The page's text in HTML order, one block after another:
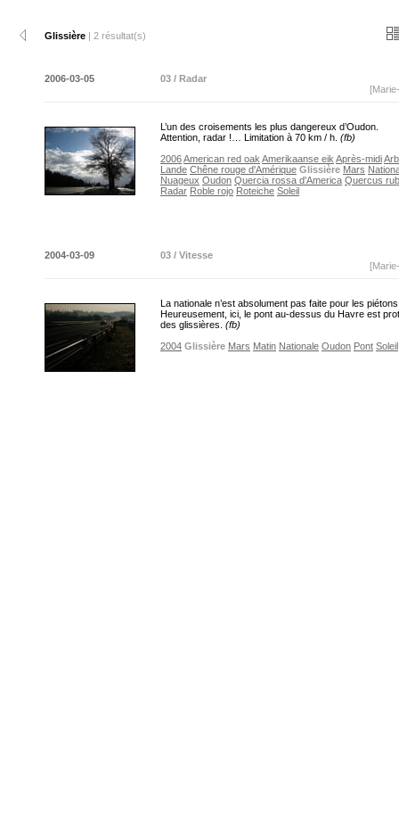
Glissière | 2 résultat(s)
2006-03-05
03 / Radar
L’un des croisements les plus dangereux d’Oudon.
Attention, radar !… Limitation à 70 km / h. (fb)
2006American red oak Amerikaanse eik Après-midi
Lande Chêne rouge d'Amérique Glissière Mars
Nuageux Oudon Quercia rossa d'America Quercus
Radar Roble rojo Roteiche Soleil
2004-03-09
03 / Vitesse
La nationale n’est absolument pas faite pour les
Heureusement, ici, le pont au-dessus du Havre est
des glissières. (fb)
2004 Glissière Mars Matin Nationale Oudon Pont Soleil